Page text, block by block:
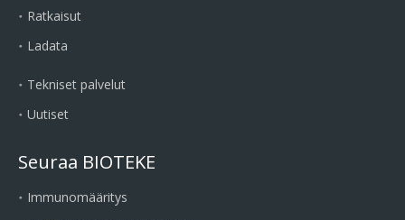
Ratkaisut
Ladata
Tekniset palvelut
Uutiset
Seuraa BIOTEKE
Immunomääritys